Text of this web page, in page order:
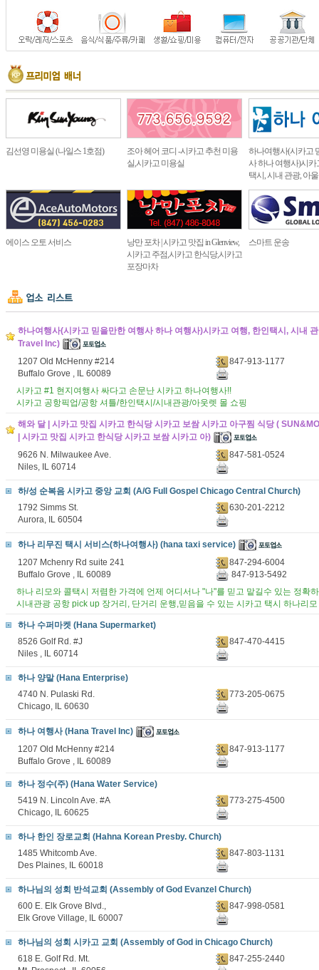
김선영 미용실 (나일스 1호점)
조아 헤어 코디 -시카고 추천 미용
실,시카고 미용실
하나여행사(시카고
사 하나 여행사)시카
택시, 시내 관광, 아
에이스 오토 서비스
낭만 포차 | 시카고 맛집 in Glenview,
시카고 주점,시카고 한식당,시카고
포장마차
스마트 운송
하나여행사(시카고 믿을만한 여행사 하나 여행사)시카고 여행, 한인택시, 시내
Travel Inc)
1207 Old McHenny #214
Buffalo Grove , IL 60089
847-913-1177
시카고 #1 현지여행사 싸다고 손문난 시카고 하나여행사!!
시카고 공항픽업/공항 셔틀/한인택시/시내관광/아웃렛 몰 쇼핑
해와 달 | 시카고 맛집 시카고 한식당 시카고 보쌈 시카고 아구찜 식당 (
| 시카고 맛집 시카고 한식당 시카고 보쌈 시카고 아)
9626 N. Milwaukee Ave.
Niles, IL 60714
847-581-0524
하/성 순복음 시카고 중앙 교회 (A/G Full Gospel Chicago Central Church)
1792 Simms St.
Aurora, IL 60504
630-201-2212
하나 리무진 택시 서비스(하나여행사) (hana taxi service)
1207 Mchenry Rd suite 241
Buffalo Grove , IL 60089
847-294-6004
847-913-5492
하나 리모와 콜택시 저렴한 가격에 언제 어디서나 "나"를 믿고 맡길수 있는 정확
시내관광 공항 pick up 장거리, 단거리 운행,믿음을 수 있는 시카고 택시 하나리모
하나 수퍼마켓 (Hana Supermarket)
8526 Golf Rd. #J
Niles , IL 60714
847-470-4415
하나 양말 (Hana Enterprise)
4740 N. Pulaski Rd.
Chicago, IL 60630
773-205-0675
하나 여행사 (Hana Travel Inc)
1207 Old McHenny #214
Buffalo Grove , IL 60089
847-913-1177
하나 정수(주) (Hana Water Service)
5419 N. Lincoln Ave. #A
Chicago, IL 60625
773-275-4500
하나 한인 장로교회 (Hahna Korean Presby. Church)
1485 Whitcomb Ave.
Des Plaines, IL 60018
847-803-1131
하나님의 성회 반석교회 (Assembly of God Evanzel Church)
600 E. Elk Grove Blvd.,
Elk Grove Village, IL 60007
847-998-0581
하나님의 성회 시카고 교회 (Assembly of God in Chicago Church)
618 E. Golf Rd. Mt.
847-255-2440